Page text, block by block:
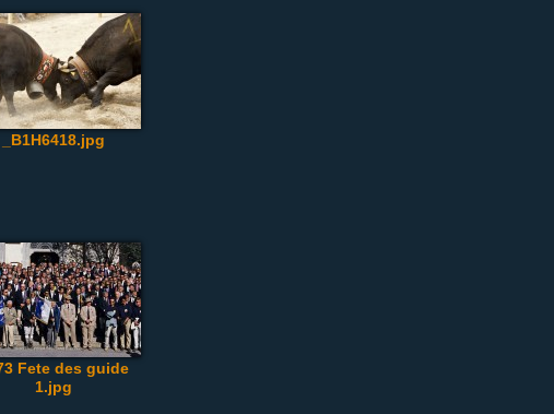
_B1H6418.jpg
Fete des guide
1.jpg